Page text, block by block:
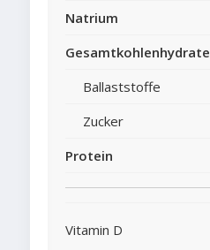
Natrium
Gesamtkohlenhydrate
Ballaststoffe
Zucker
Protein
Vitamin D